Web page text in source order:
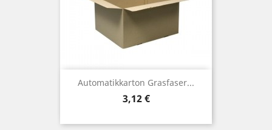
Automatikkarton Grasfaser...
Preis
3,12 €